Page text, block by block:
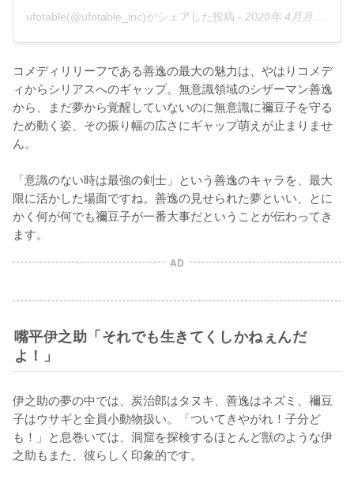
ufotable(@ufotable_inc)がシェアした投稿 - 2020年 4月月10日午前6時59分PDT
コメディリリーフである善逸の最大の魅力は、やはりコメデ
ィからシリアスへのギャップ。無意識領域のシザーマン善逸
から、まだ夢から覚醒していないのに無意識に禰豆子を守る
ため動く姿、その振り幅の広さにギャップ萌えが止まりませ
ん。
「意識のない時は最強の剣士」という善逸のキャラを、最大
限に活かした場面ですね。善逸の見せられた夢といい、とに
かく何が何でも禰豆子が一番大事だということが伝わってき
ます。
AD
嘴平伊之助「それでも生きてくしかねぇんだ
よ！」
伊之助の夢の中では、炭治郎はタヌキ、善逸はネズミ、禰豆
子はウサギと全員小動物扱い。「ついてきやがれ！子分ど
も！」と息巻いては、洞窟を探検するほとんど獣のような伊
之助もまた、彼らしく印象的です。